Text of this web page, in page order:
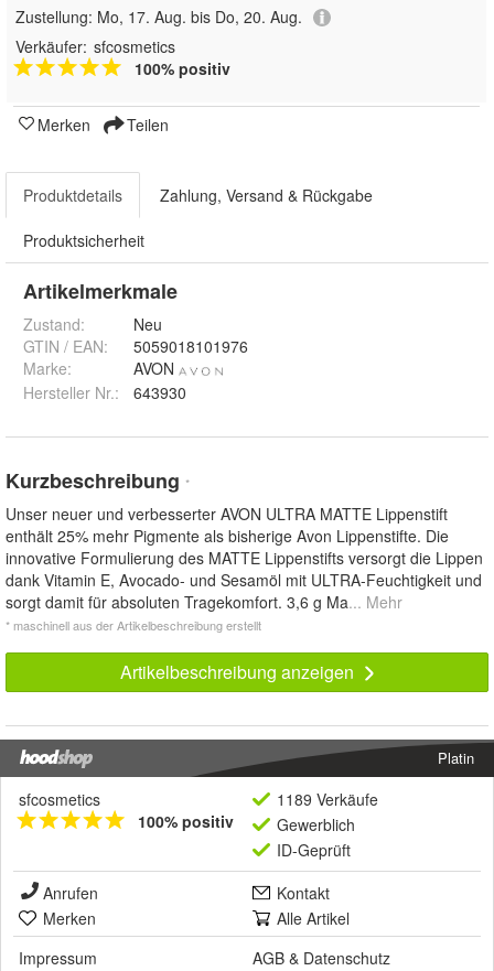
Zustellung: Mo, 17. Aug. bis Do, 20. Aug.
Verkäufer: sfcosmetics
100% positiv
Merken Teilen
Produktdetails Zahlung, Versand & Rückgabe
Produktsicherheit
Artikelmerkmale
Zustand:
Neu
GTIN / EAN:
5059018101976
Marke:
AVON
Hersteller Nr.:
643930
Kurzbeschreibung *
Unser neuer und verbesserter AVON ULTRA MATTE Lippenstift
enthält 25% mehr Pigmente als bisherige Avon Lippenstifte. Die
innovative Formulierung des MATTE Lippenstifts versorgt die Lippen
dank Vitamin E, Avocado- und Sesamöl mit ULTRA-Feuchtigkeit und
sorgt damit für absoluten Tragekomfort. 3,6 g Ma... Mehr
* maschinell aus der Artikelbeschreibung erstellt
Artikelbeschreibung anzeigen
Platin
sfcosmetics
100% positiv
1189 Verkäufe
Gewerblich
ID-Geprüft
Anrufen
Kontakt
Merken
Alle Artikel
Impressum
AGB & Datenschutz